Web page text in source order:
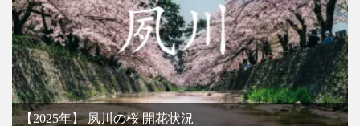
【2025年】 夙川の桜 開花状況